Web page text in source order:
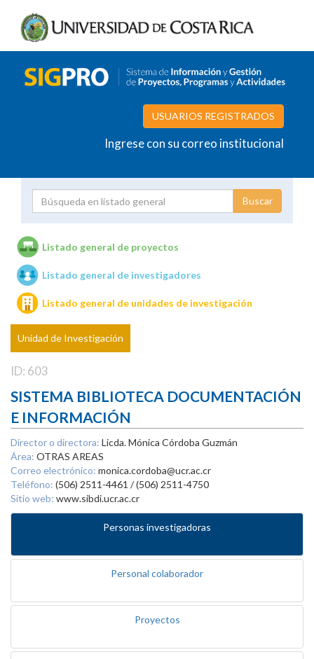
USUARIOS REGISTRADOS
Ingrese con su correo institucional
Unidades de investigación
Listado general de proyectos
Listado general de investigadores
Listado general de unidades de investigación
Unidad de Investigación
ID: 603
SISTEMA BIBLIOTECA DOCUMENTACIÓN
E INFORMACIÓN
Director o directora: Licda. Mónica Córdoba Guzmán
Área: OTRAS AREAS
Correo electrónico: monica.cordoba@ucr.ac.cr
Teléfono: (506) 2511-4461 / (506) 2511-4750
Sitio web: www.sibdi.ucr.ac.cr
Personas investigadoras
Personal colaborador
Proyectos